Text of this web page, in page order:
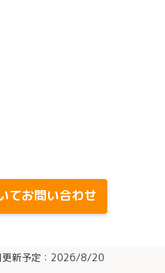
てお問い合わせ
新予定： 2026/8/20